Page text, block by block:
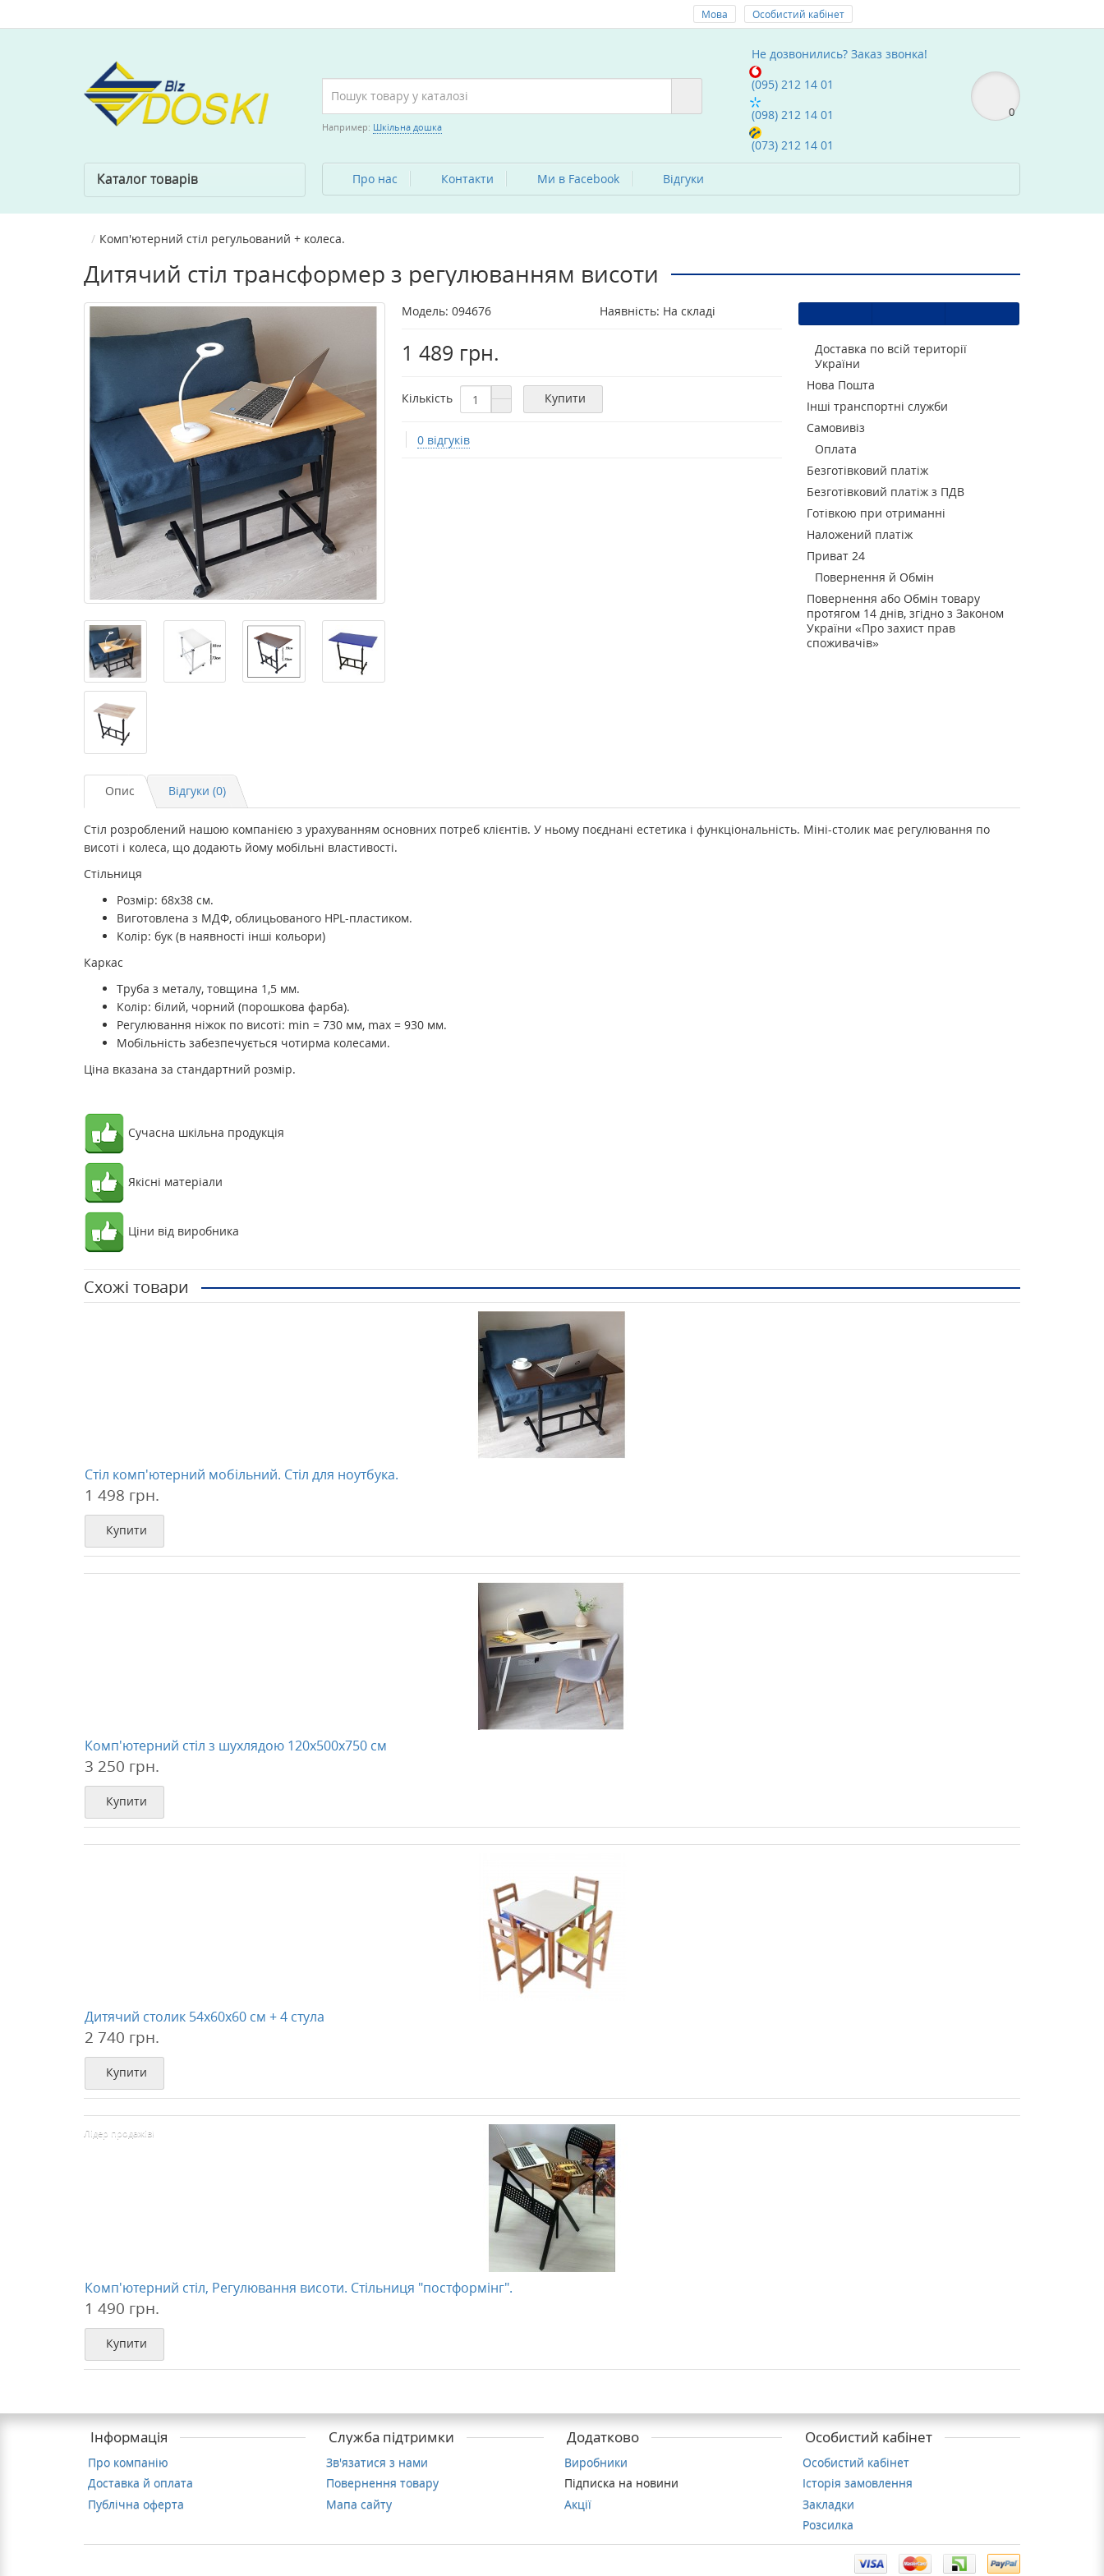
Особистий кабінет
Мова
Не дозвонились?Заказ звонка!
(095) 212 14 01
(098) 212 14 01
(073) 212 14 01
0
Например: Шкільна дошка
Про нас Контакти Ми в Facebook Вiдгуки
Каталог товарів
Комп'ютерний стіл регульований + колеса.
Дитячий стіл трансформер з регулюванням висоти
Модель: 094676 Наявність: На складі
1 489 грн.
Кількість Купити
0 відгуків
Доставка по всій території
України
Нова Пошта
Інші транспортні служби
Самовивіз
Оплата
Безготівковий платіж
Безготівковий платіж з ПДВ
Готівкою при отриманні
Наложений платіж
Приват 24
Повернення й Обмін
Повернення або Обмін товару
протягом 14 днів, згідно з Законом
України «Про захист прав
споживачів»
Опис Відгуки (0)
Стіл розроблений нашою компанією з урахуванням основних потреб клієнтів. У ньому поєднані естетика і функціональність. Міні-столик має регулювання по
висоті і колеса, що додають йому мобільні властивості.
Стільниця
Розмір: 68х38 см.
Виготовлена з МДФ, облицьованого HPL-пластиком.
Колір: бук (в наявності інші кольори)
Каркас
Труба з металу, товщина 1,5 мм.
Колір: білий, чорний (порошкова фарба).
Регулювання ніжок по висоті: min = 730 мм, max = 930 мм.
Мобільність забезпечується чотирма колесами.
Ціна вказана за стандартний розмір.
Сучасна шкільна продукція
Якісні матеріали
Ціни від виробника
Схожі товари
Стіл комп'ютерний мобільний. Стіл для ноутбука.
1 498 грн.
Купити
Комп'ютерний стіл з шухлядою 120х500х750 см
3 250 грн.
Купити
Дитячий столик 54х60х60 см + 4 стула
2 740 грн.
Купити
Лідер продажів!
Комп'ютерний стіл, Регулювання висоти. Стільниця "постформінг".
1 490 грн.
Купити
Інформація
Про компанію
Доставка й оплата
Публічна оферта
Служба підтримки
Зв'язатися з нами
Повернення товару
Мапа сайту
Додатково
Виробники
Підписка на новини
Акції
Особистий кабінет
Особистий кабінет
Історія замовлення
Закладки
Розсилка